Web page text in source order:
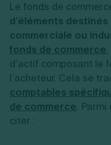
Le fonds de
d’éléments
commerciale ou
fonds de commerce
d’actif composant le
l’acheteur. Cela se
comptables
de commerce.
citer :